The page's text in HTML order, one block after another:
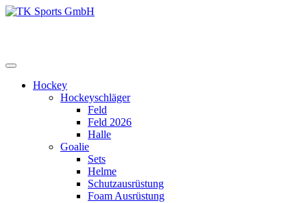
Zum
Hockey
Hockeyschläger
Feld
Feld 2026
Halle
Goalie
Sets
Helme
Schutzausrüstung
Foam Ausrüstung